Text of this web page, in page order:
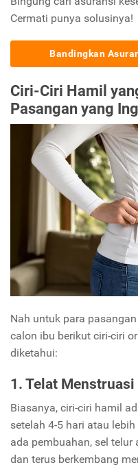
Cermati punya solusinya!
Bandingkan
Ciri-Ciri Hamil
Pasangan yang
Nah untuk para
calon ibu berikut ciri-ciri
diketahui:
1. Telat Menstruasi
Biasanya, ciri-ciri hamil
setelah 4-5 hari atau
ada pembuahan, sel
dan terus berkembang